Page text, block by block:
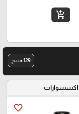
add_shopping_cart
129 منتج
اكسسوارات
favorite_border